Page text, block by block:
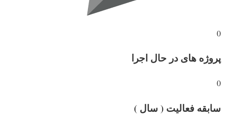
0
پروژه های در حال اجرا
0
سابقه فعالیت ( سال )